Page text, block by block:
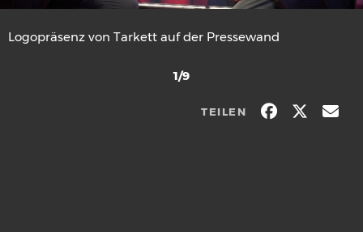
Logopräsenz von Tarkett auf der Pressewand
1/9
TEILEN